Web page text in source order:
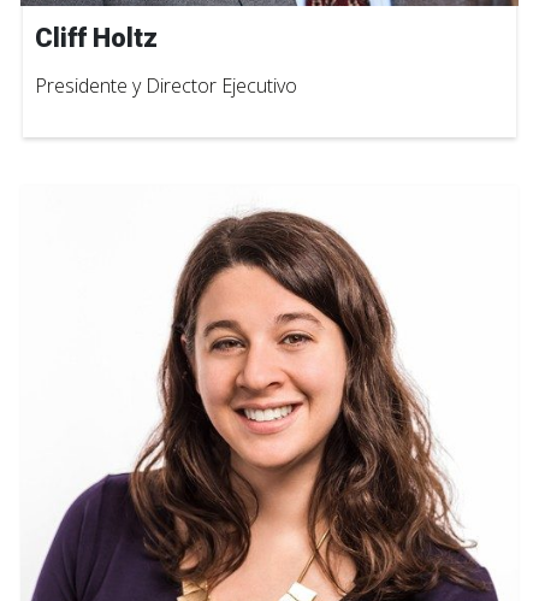
Cliff Holtz
Presidente y Director Ejecutivo